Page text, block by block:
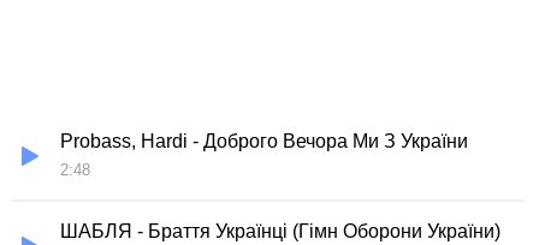
Probass, Hardi - Доброго Вечора Ми З України
2:48
ШАБЛЯ - Браття Українці (Гімн Оборони України)